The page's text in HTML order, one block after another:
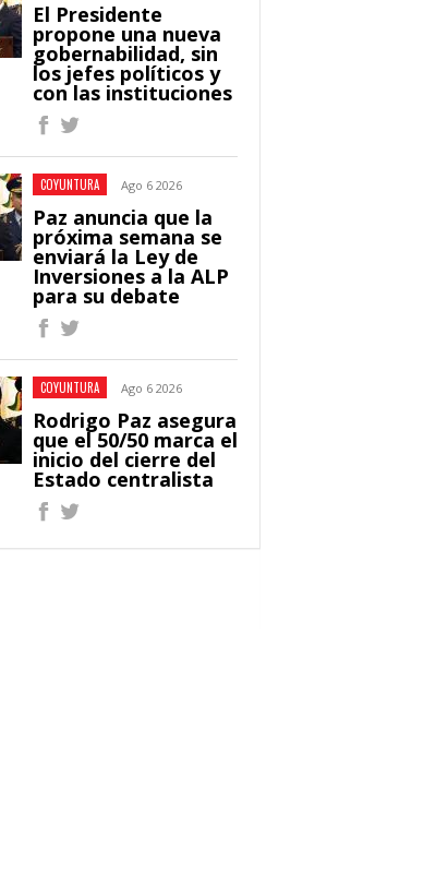
El Presidente
propone una nueva
gobernabilidad, sin
los jefes políticos y
con las instituciones
COYUNTURA Ago 6 2026
Paz anuncia que la
próxima semana se
enviará la Ley de
Inversiones a la ALP
para su debate
COYUNTURA Ago 6 2026
Rodrigo Paz asegura
que el 50/50 marca el
inicio del cierre del
Estado centralista